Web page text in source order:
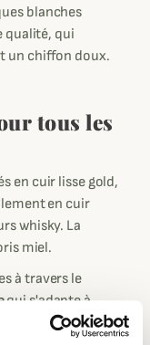
blanches
qualité, qui
un chiffon doux.
tous les
en cuir lisse gold,
en cuir
whisky. La
miel.
à travers le
qui s'adapte à
Classique,